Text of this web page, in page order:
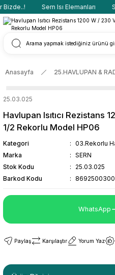
Sern Isı Elemanları
Anasayfa 25.HAVLUPAN &
25.03.025
Havlupan Isıtıcı Rezistans
1/2 Rekorlu Model HP06
Kategori
03.Rekorlu
Marka
SERN
Stok Kodu
25.03.025
Barkod Kodu
WhatsApp
Paylaş Karşılaştır Yorum Yaz